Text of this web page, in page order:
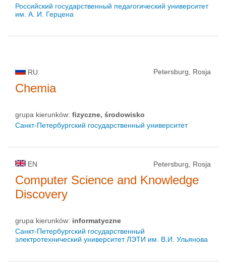
Российский государственный педагогический университет
им. А. И. Герцена
RU Petersburg, Rosja
Chemia
grupa kierunków: fizyczne, środowisko
Санкт-Петербургский государственный университет
EN Petersburg, Rosja
Computer Science and Knowledge
Discovery
grupa kierunków: informatyczne
Санкт-Петербургский государственный
электротехнический университет ЛЭТИ им. В.И. Ульянова